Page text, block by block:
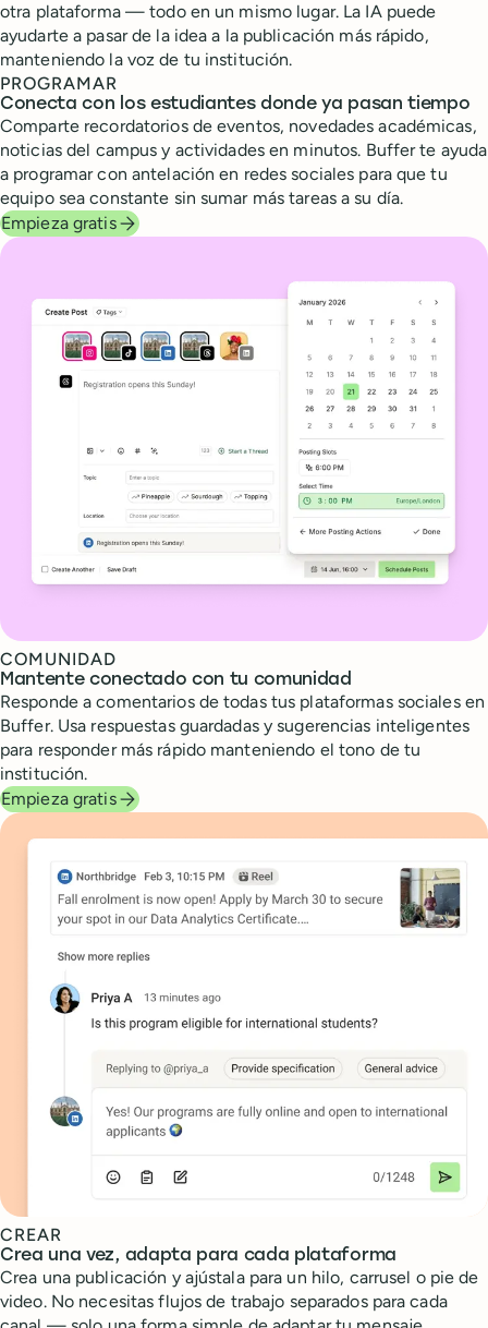
otra plataforma — todo en un mismo lugar. La IA puede
ayudarte a pasar de la idea a la publicación más rápido,
manteniendo la voz de tu institución.
PROGRAMAR
Conecta con los estudiantes donde ya pasan tiempo
Comparte recordatorios de eventos, novedades académicas,
noticias del campus y actividades en minutos. Buffer te ayuda
a programar con antelación en redes sociales para que tu
equipo sea constante sin sumar más tareas a su día.
Empieza gratis
COMUNIDAD
Mantente conectado con tu comunidad
Responde a comentarios de todas tus plataformas sociales en
Buffer. Usa respuestas guardadas y sugerencias inteligentes
para responder más rápido manteniendo el tono de tu
institución.
Empieza gratis
CREAR
Crea una vez, adapta para cada plataforma
Crea una publicación y ajústala para un hilo, carrusel o pie de
video. No necesitas flujos de trabajo separados para cada